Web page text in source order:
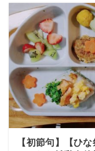
【初節句】【ひ